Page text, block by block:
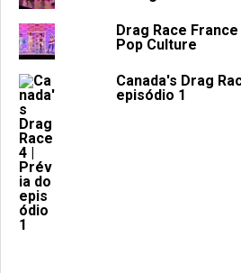
Drag Race
Pop Culture
Canada's Drag
episódio 1